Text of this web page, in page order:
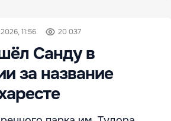
11:56 20 037
Санду в
за название